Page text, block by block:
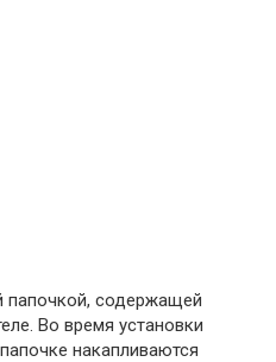
папочкой, содержащей
Во время установки
накапливаются